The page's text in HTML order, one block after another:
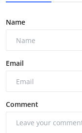
Name
Email
Comment